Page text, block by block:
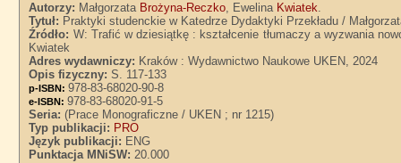
Autorzy: Małgorzata Brożyna-Reczko, Ewelina Kwiatek.
Tytuł: Praktyki studenckie w Katedrze Dydaktyki Przekładu /
Źródło: W: Trafić w dziesiątkę : kształcenie tłumaczy a wyzwania
Kwiatek
Adres wydawniczy: Kraków : Wydawnictwo Naukowe UKEN, 2024
Opis fizyczny:S. 117-133
p-ISBN:978-83-68020-90-8
e-ISBN:978-83-68020-91-5
Seria:(Prace Monograficzne / UKEN ; nr 1215)
Typ publikacji: PRO
Język publikacji: ENG
Punktacja MNiSW:20.000